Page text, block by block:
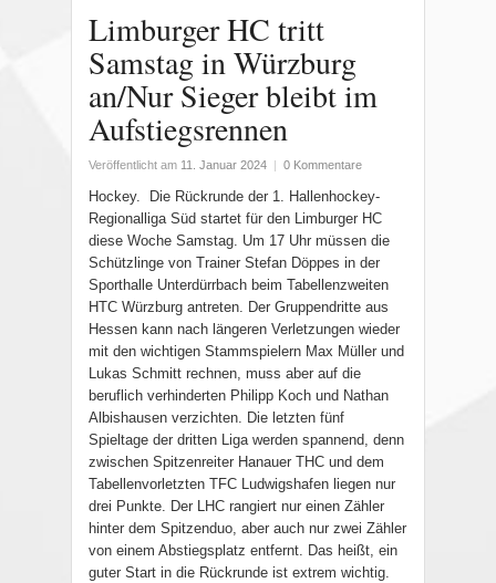
Limburger HC tritt
Samstag in Würzburg
an/Nur Sieger bleibt im
Aufstiegsrennen
Veröffentlicht am 11. Januar 2024 0 Kommentare
Hockey. Die Rückrunde der 1. Hallenhockey-
Regionalliga Süd startet für den Limburger HC
diese Woche Samstag. Um 17 Uhr müssen die
Schützlinge von Trainer Stefan Döppes in der
Sporthalle Unterdürrbach beim Tabellenzweiten
HTC Würzburg antreten. Der Gruppendritte aus
Hessen kann nach längeren Verletzungen wieder
mit den wichtigen Stammspielern Max Müller und
Lukas Schmitt rechnen, muss aber auf die
beruflich verhinderten Philipp Koch und Nathan
Albishausen verzichten. Die letzten fünf
Spieltage der dritten Liga werden spannend, denn
zwischen Spitzenreiter Hanauer THC und dem
Tabellenvorletzten TFC Ludwigshafen liegen nur
drei Punkte. Der LHC rangiert nur einen Zähler
hinter dem Spitzenduo, aber auch nur zwei Zähler
von einem Abstiegsplatz entfernt. Das heißt, ein
guter Start in die Rückrunde ist extrem wichtig.